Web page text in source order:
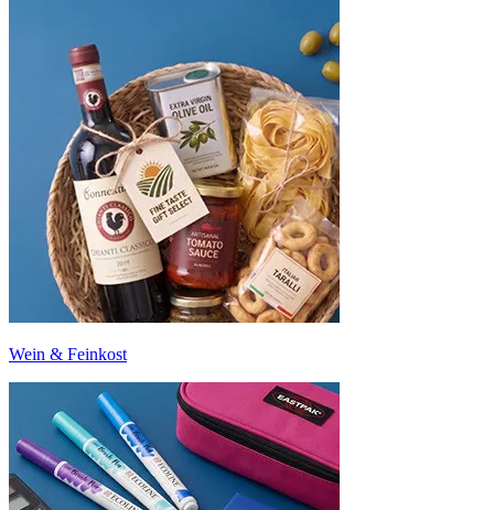
Wein & Feinkost